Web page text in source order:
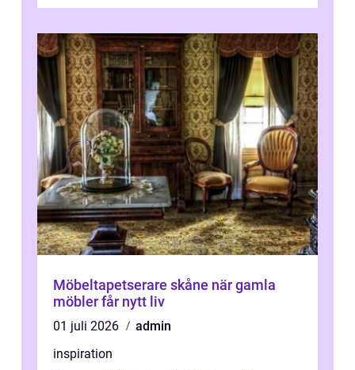
Möbeltapetserare skåne när gamla
möbler får nytt liv
01 juli 2026
admin
inspiration